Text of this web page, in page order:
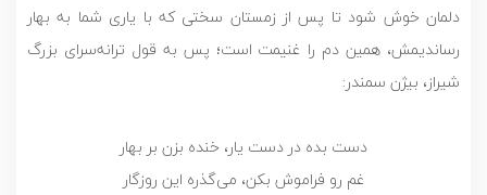
دلمان خوش شود تا پس از زمستان سختی که با یاری شما به بهار
رساندیمش، همین دم را غنیمت است؛ پس به قول ترانه­‌سرای بزرگ
شیراز، بیژن سمندر:
دست بده در دست یار، خنده بزن بر بهار
غم رو فراموش بکن، می‌گذره این روزگار